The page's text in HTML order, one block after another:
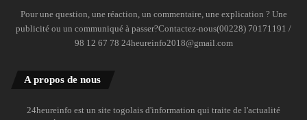
Pour une question, une réaction, un commentaire, une explication ? Une
publicité ou un communiqué à passer?Contactez-nous(00228) 70171191 /
98 12 67 78 24heureinfo2018@gmail.com
A propos de nous
24heureinfo est un site togolais d'information qui traite de l'actualité